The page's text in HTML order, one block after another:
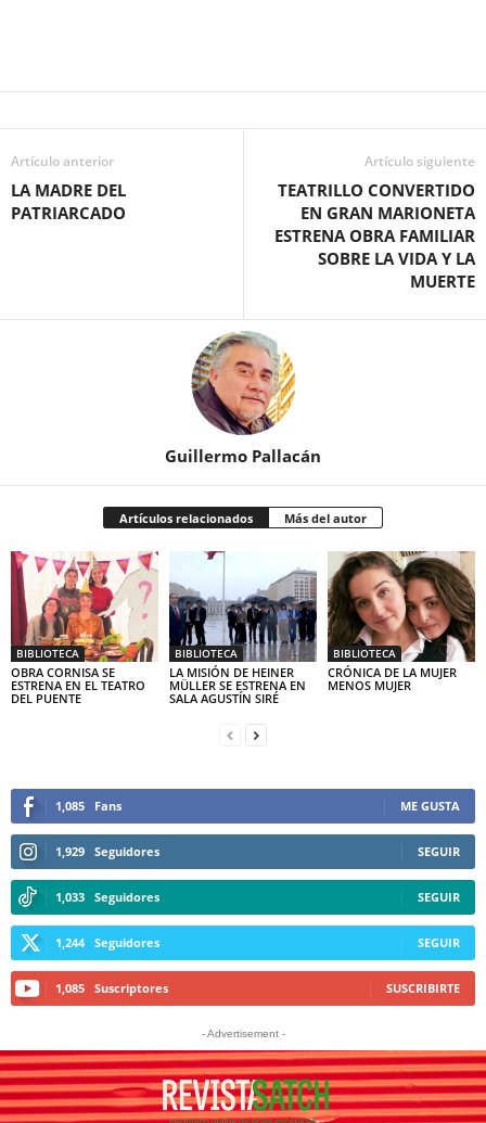
Artículo anterior
LA MADRE DEL
PATRIARCADO
Artículo siguiente
TEATRILLO CONVERTIDO
EN GRAN MARIONETA
ESTRENA OBRA FAMILIAR
SOBRE LA VIDA Y LA
MUERTE
Guillermo Pallacán
Artículos relacionados Más del autor
BIBLIOTECA
OBRA CORNISA SE
ESTRENA EN EL TEATRO
DEL PUENTE
BIBLIOTECA
LA MISIÓN DE HEINER
MÜLLER SE ESTRENA EN
SALA AGUSTÍN SIRÉ
BIBLIOTECA
CRÓNICA DE LA MUJER
MENOS MUJER
1,085 Fans ME GUSTA
1,929 Seguidores SEGUIR
1,033 Seguidores SEGUIR
1,244 Seguidores SEGUIR
1,085 Suscriptores SUSCRIBIRTE
- Advertisement -